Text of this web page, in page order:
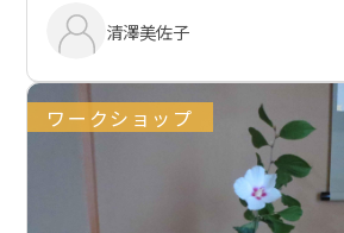
清澤美佐子
ワークショップ